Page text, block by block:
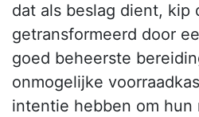
dat als beslag dient, kip
getransformeerd door
goed beheerste
onmogelijke
intentie hebben om hun